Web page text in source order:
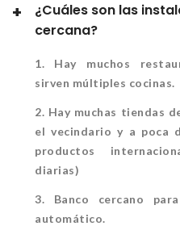
¿Cuáles son las
cercana?
1. Hay muchos
sirven múltiples cocinas.
2. Hay muchas tiendas
el vecindario y a poca
productos
diarias)
3. Banco cercano
automático.